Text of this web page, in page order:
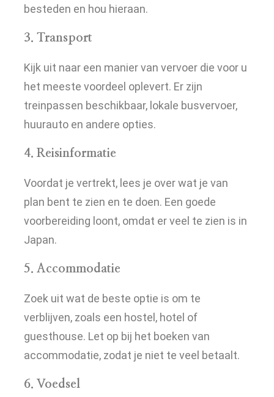
besteden en hou hieraan.
3. Transport
Kijk uit naar een manier van vervoer die voor u
het meeste voordeel oplevert. Er zijn
treinpassen beschikbaar, lokale busvervoer,
huurauto en andere opties.
4. Reisinformatie
Voordat je vertrekt, lees je over wat je van
plan bent te zien en te doen. Een goede
voorbereiding loont, omdat er veel te zien is in
Japan.
5. Accommodatie
Zoek uit wat de beste optie is om te
verblijven, zoals een hostel, hotel of
guesthouse. Let op bij het boeken van
accommodatie, zodat je niet te veel betaalt.
6. Voedsel